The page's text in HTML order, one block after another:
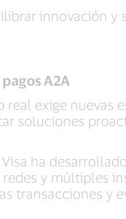
innovación
A2A
exige nuevas
soluciones
ha
y múltiples
transacciones y